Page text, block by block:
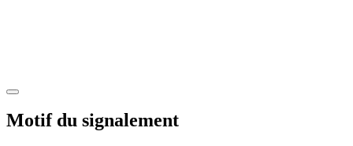
Motif du signalement